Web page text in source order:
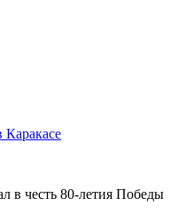
Каракасе
в честь 80-летия Победы